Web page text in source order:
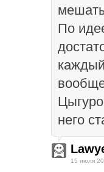
По
него
15 июля